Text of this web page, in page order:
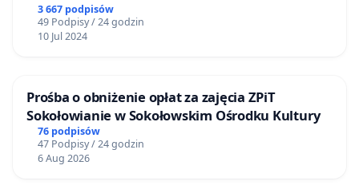
3 667 podpisów
49 Podpisy / 24 godzin
10 Jul 2024
Prośba o obniżenie opłat za zajęcia ZPiT
Sokołowianie w Sokołowskim Ośrodku Kultury
76 podpisów
47 Podpisy / 24 godzin
6 Aug 2026